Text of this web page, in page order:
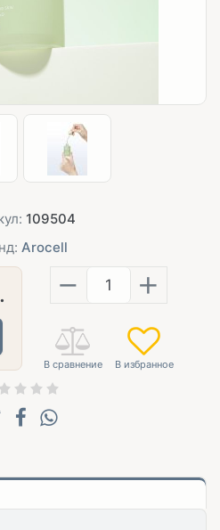
109504
Arocell
− +